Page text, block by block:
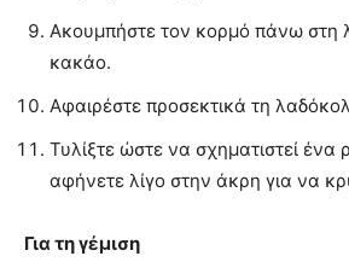
Ακουμπήστε τον κορμό πάνω στη
κακάο.
Αφαιρέστε προσεκτικά τη
Τυλίξτε ώστε να σχηματιστεί ένα
αφήνετε λίγο στην άκρη για να
Για τη γέμιση